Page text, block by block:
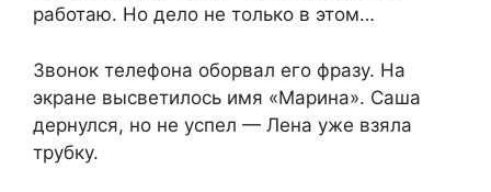
работаю. Но дело не только в этом…
Звонок телефона оборвал его фразу. На
экране высветилось имя «Марина». Саша
дернулся, но не успел — Лена уже взяла
трубку.